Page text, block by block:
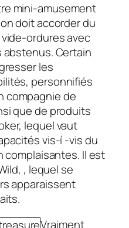
mini-amusement
doit accorder du
ordures avec
Certain
les
personnifiés
compagnie de
que de produits
lequel vaut
vis-í -vis du
Il est
, lequel se
apparaissent
Vraiment